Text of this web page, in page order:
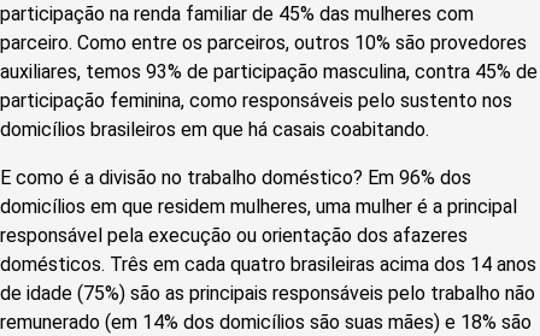
participação na renda familiar de 45% das mulheres com
parceiro. Como entre os parceiros, outros 10% são provedores
auxiliares, temos 93% de participação masculina, contra 45% de
participação feminina, como responsáveis pelo sustento nos
domicílios brasileiros em que há casais coabitando.
E como é a divisão no trabalho doméstico? Em 96% dos
domicílios em que residem mulheres, uma mulher é a principal
responsável pela execução ou orientação dos afazeres
domésticos. Três em cada quatro brasileiras acima dos 14 anos
de idade (75%) são as principais responsáveis pelo trabalho não
remunerado (em 14% dos domicílios são suas mães) e 18% são